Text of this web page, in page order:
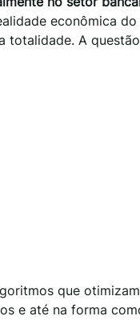
econômica do
totalidade. A
que otimizam
e até na forma